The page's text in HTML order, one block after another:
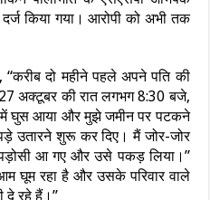
किया गया। आरोपी को अभी तक
“करीब दो महीने पहले अपने पति की
अक्टूबर की रात लगभग 8:30 बजे,
में घुस आया और मुझे जमीन पर पटकने
उतारने शुरू कर दिए। मैं जोर-जोर
आ गए और उसे पकड़ लिया।”
घूम रहा है और उसके परिवार वाले
दे रहे हैं।”